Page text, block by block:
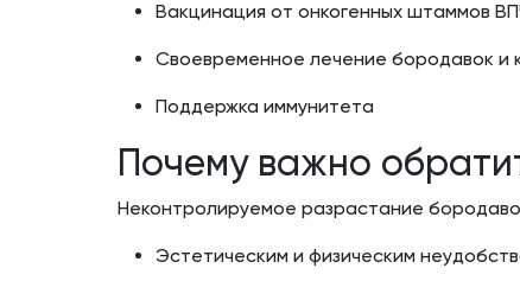
Вакцинация от онкогенных штаммов
Своевременное лечение бородавок и
Поддержка иммунитета
Почему важно
Неконтролируемое разрастание
Эстетическим и физическим